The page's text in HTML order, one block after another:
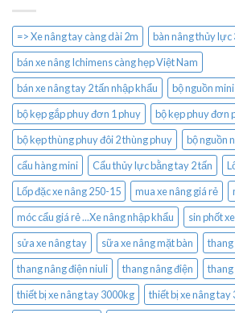
=> Xe nâng tay càng dài 2m
bàn nâng thủy lực
bán xe nâng Ichimens càng hẹp Việt Nam
bán xe nâng tay 2 tấn nhập khẩu
bộ nguồn
bộ kẹp gắp phuy đơn 1 phuy
bộ kẹp phuy đơn
bộ kẹp thùng phuy đôi 2 thùng phuy
bộ nguồn
cẩu hàng mini
Cẩu thủy lực bằng tay 2 tấn
Lốp đặc xe nâng 250-15
mua xe nâng giá rẻ
móc cẩu giá rẻ ...Xe nâng nhập khẩu
sin phốt
sửa xe nâng tay
sữa xe nâng mặt bàn
thang
thang nâng điện niuli
thang nâng điện
thang
thiết bị xe nâng tay 3000kg
thiết bị xe nâng tay